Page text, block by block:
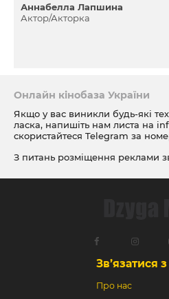
Аннабелла Лапшина
Актор/Акторка
Онлайн кінобаза України
Якщо у вас виникли будь-які
ласка, напишіть нам листа на
скористайтеся Telegram за
З питань розміщення реклами
посиланням
Зв’язатися
Про нас